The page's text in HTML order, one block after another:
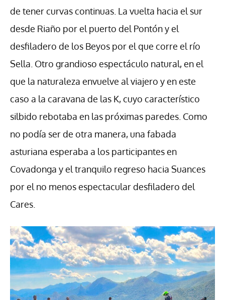
de tener curvas continuas. La vuelta hacia el sur
desde Riaño por el puerto del Pontón y el
desfiladero de los Beyos por el que corre el río
Sella. Otro grandioso espectáculo natural, en el
que la naturaleza envuelve al viajero y en este
caso a la caravana de las K, cuyo característico
silbido rebotaba en las próximas paredes. Como
no podía ser de otra manera, una fabada
asturiana esperaba a los participantes en
Covadonga y el tranquilo regreso hacia Suances
por el no menos espectacular desfiladero del
Cares.